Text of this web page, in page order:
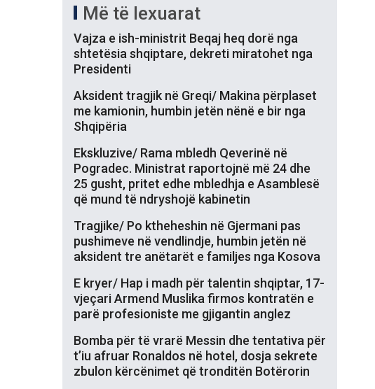
Më të lexuarat
Vajza e ish-ministrit Beqaj heq dorë nga
shtetësia shqiptare, dekreti miratohet nga
Presidenti
Aksident tragjik në Greqi/ Makina përplaset
me kamionin, humbin jetën nënë e bir nga
Shqipëria
Ekskluzive/ Rama mbledh Qeverinë në
Pogradec. Ministrat raportojnë më 24 dhe
25 gusht, pritet edhe mbledhja e Asamblesë
që mund të ndryshojë kabinetin
Tragjike/ Po ktheheshin në Gjermani pas
pushimeve në vendlindje, humbin jetën në
aksident tre anëtarët e familjes nga Kosova
E kryer/ Hap i madh për talentin shqiptar, 17-
vjeçari Armend Muslika firmos kontratën e
parë profesioniste me gjigantin anglez
Bomba për të vrarë Messin dhe tentativa për
t’iu afruar Ronaldos në hotel, dosja sekrete
zbulon kërcënimet që tronditën Botërorin